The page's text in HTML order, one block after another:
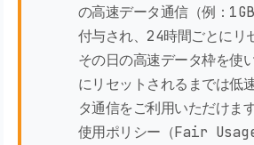
の高速データ通信（例：
付与され、24時間ごとにリ
その日の高速データ枠を使
にリセットされるまでは低
タ通信をご利用いただけま
使用ポリシー（Fair